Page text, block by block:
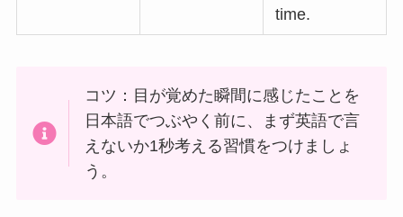
time.
コツ：目が覚めた瞬間に感じたことを
日本語でつぶやく前に、まず英語で言
えないか1秒考える習慣をつけましょ
う。